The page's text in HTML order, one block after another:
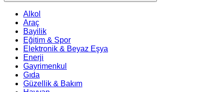
Alkol
Araç
Bayilik
Eğitim & Spor
Elektronik & Beyaz Eşya
Enerji
Gayrimenkul
Gıda
Güzellik & Bakım